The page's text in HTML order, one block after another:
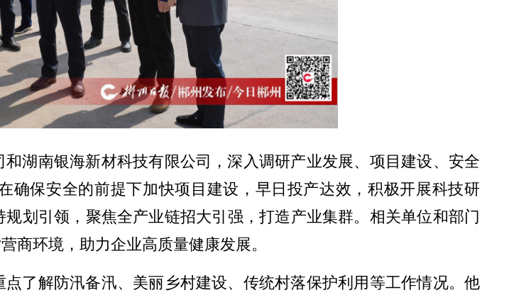
湖南银海新材科技有限公司，深入调研产业发展、项目建设、安全
确保安全的前提下加快项目建设，早日投产达效，积极开展科技研
划引领，聚焦全产业链招大引强，打造产业集群。相关单位和部门
商环境，助力企业高质量健康发展。
了解防汛备汛、美丽乡村建设、传统村落保护利用等工作情况。他